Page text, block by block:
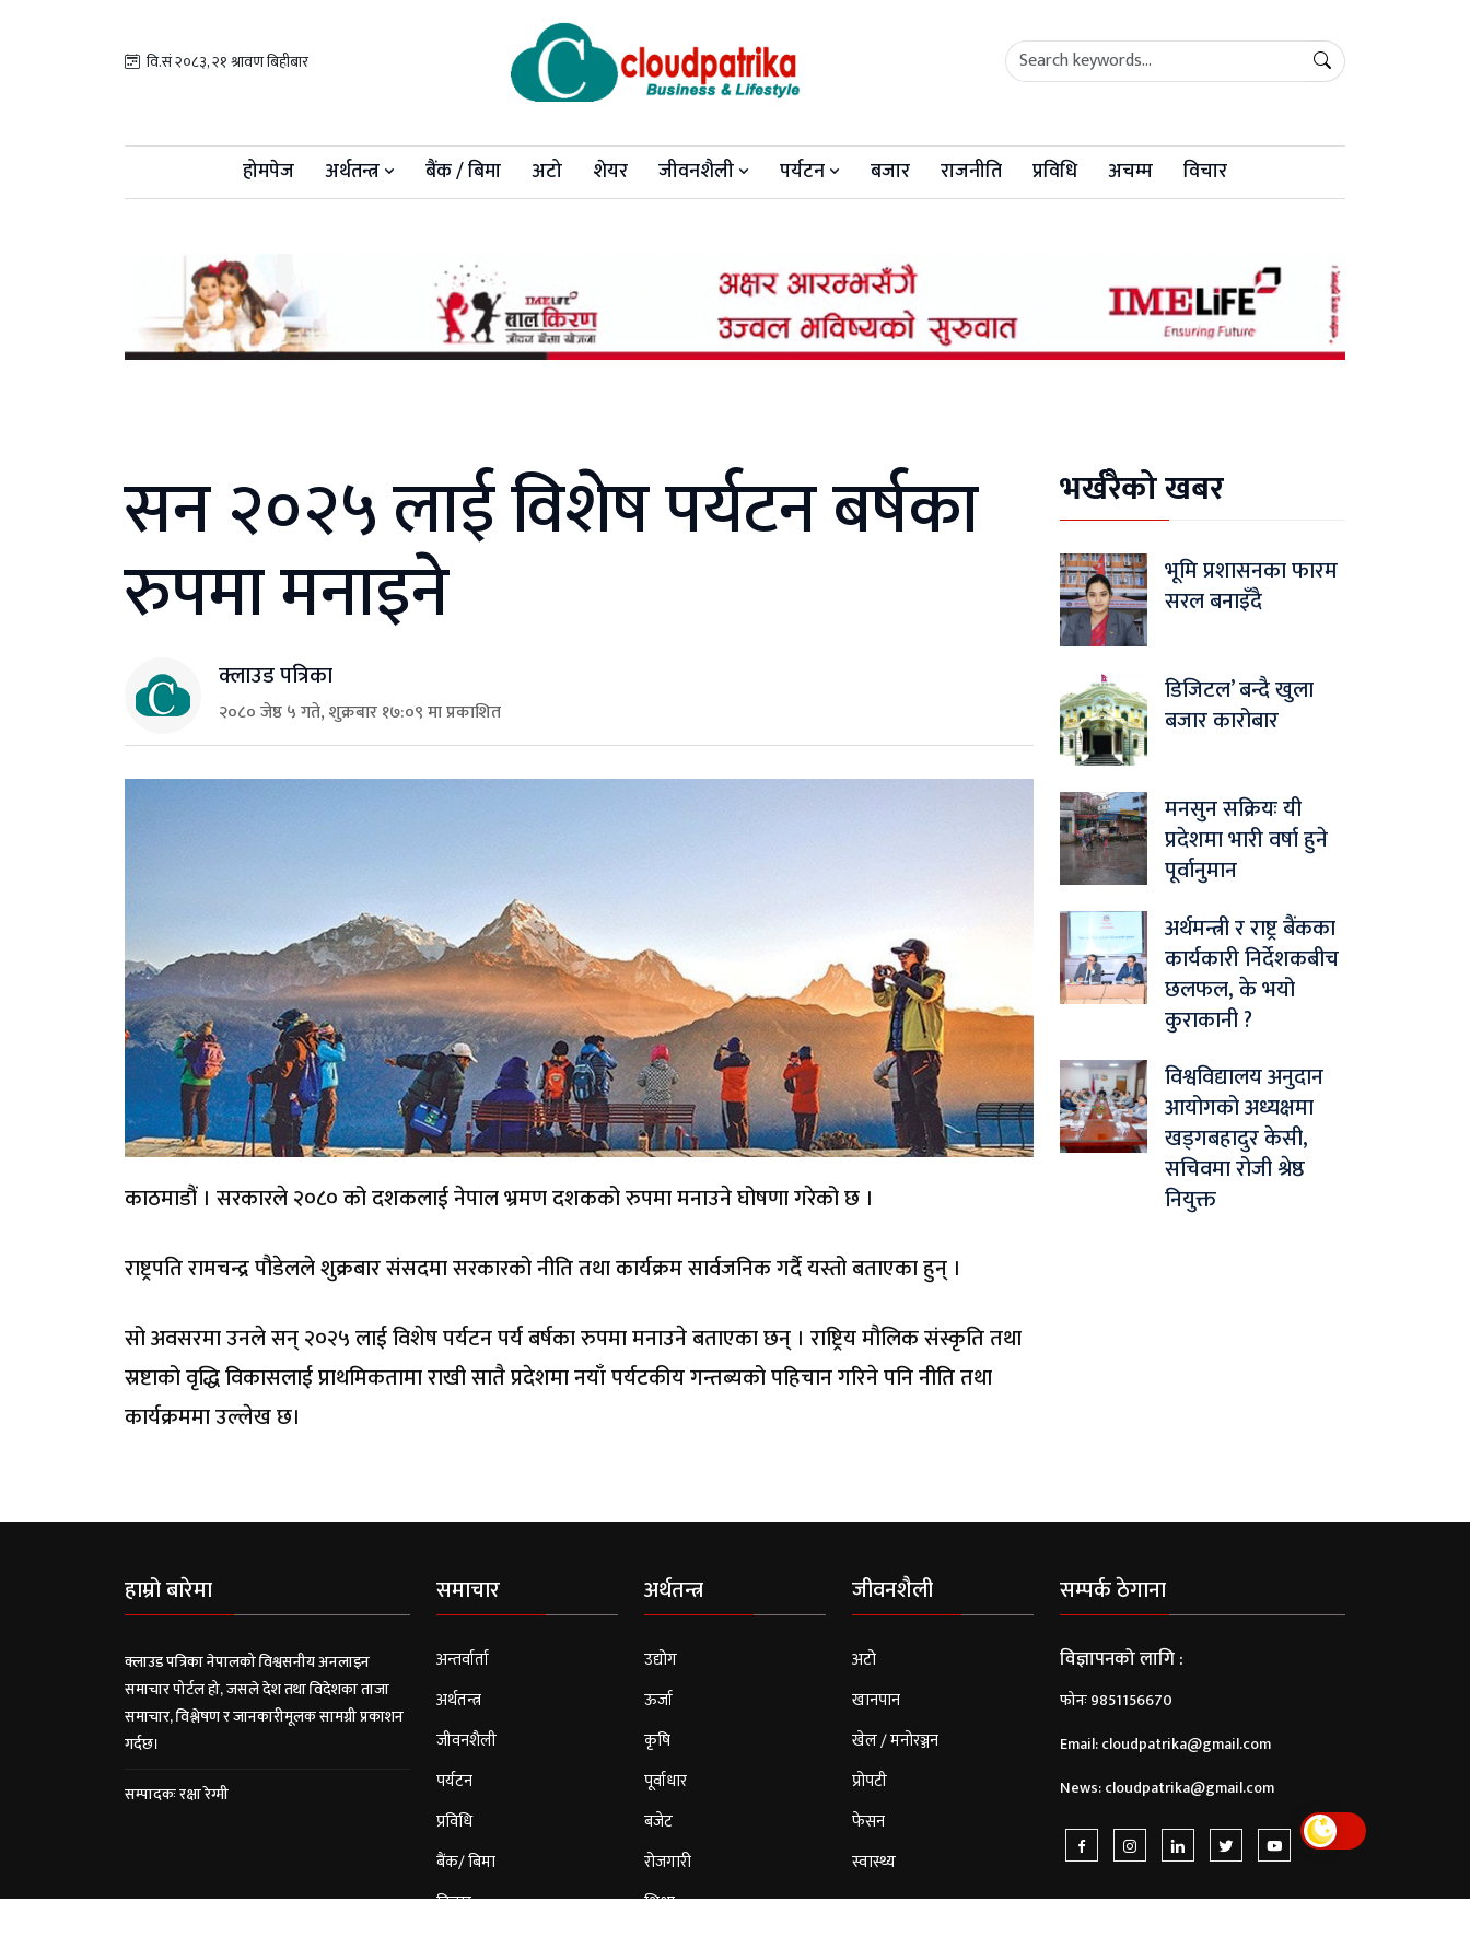
वि.सं २०८३, २१ श्रावण बिहीबार
होमपेज अर्थतन्त्र बैंक / बिमा अटो शेयर जीवनशैली पर्यटन बजार राजनीति प्रविधि अचम्म विचार
सन २०२५ लाई विशेष पर्यटन बर्षका
रुपमा मनाइने
क्लाउड पत्रिका
२०८० जेष्ठ ५ गते, शुक्रबार १७:०९ मा प्रकाशित
काठमाडौं । सरकारले २०८० को दशकलाई नेपाल भ्रमण दशकको रुपमा मनाउने घोषणा गरेको छ ।
राष्ट्रपति रामचन्द्र पौडेलले शुक्रबार संसदमा सरकारको नीति तथा कार्यक्रम सार्वजनिक गर्दै यस्तो बताएका हुन् ।
सो अवसरमा उनले सन् २०२५ लाई विशेष पर्यटन पर्य बर्षका रुपमा मनाउने बताएका छन् । राष्ट्रिय मौलिक संस्कृति तथा
स्रष्टाको वृद्धि विकासलाई प्राथमिकतामा राखी सातै प्रदेशमा नयाँ पर्यटकीय गन्तब्यको पहिचान गरिने पनि नीति तथा
कार्यक्रममा उल्लेख छ।
भर्खरैको खबर
भूमि प्रशासनका फारम
सरल बनाइँदै
डिजिटल’ बन्दै खुला
बजार कारोबार
मनसुन सक्रियः यी
प्रदेशमा भारी वर्षा हुने
पूर्वानुमान
अर्थमन्त्री र राष्ट्र बैंकका
कार्यकारी निर्देशकबीच
छलफल, के भयो
कुराकानी ?
विश्वविद्यालय अनुदान
आयोगको अध्यक्षमा
खड्गबहादुर केसी,
सचिवमा रोजी श्रेष्ठ
नियुक्त
हाम्रो बारेमा
क्लाउड पत्रिका नेपालको विश्वसनीय अनलाइन
समाचार पोर्टल हो, जसले देश तथा विदेशका ताजा
समाचार, विश्लेषण र जानकारीमूलक सामग्री प्रकाशन
गर्दछ।
सम्पादकः रक्षा रेग्मी
समाचार
अन्तर्वार्ता
अर्थतन्त्र
जीवनशैली
पर्यटन
प्रविधि
बैंक/ बिमा
विचार
अर्थतन्त्र
उद्योग
ऊर्जा
कृषि
पूर्वाधार
बजेट
रोजगारी
शिक्षा
जीवनशैली
अटो
खानपान
खेल / मनोरञ्जन
प्रोपटी
फेसन
स्वास्थ्य
सम्पर्क ठेगाना
विज्ञापनको लागि :
फोनः 9851156670
Email:cloudpatrika@gmail.com
News:cloudpatrika@gmail.com